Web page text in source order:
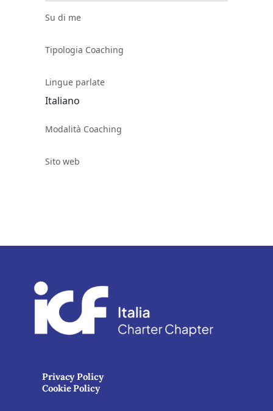
Su di me
Tipologia Coaching
Lingue parlate
Italiano
Modalità Coaching
Sito web
Privacy Policy
Cookie Policy